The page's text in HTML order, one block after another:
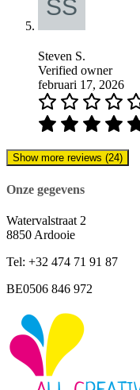
Steven S.
Verified owner
februari 17, 2026
Show more reviews (24)
Onze gegevens
Watervalstraat 2
8850 Ardooie
Tel: +32 474 71 91 87
BE0506 846 972